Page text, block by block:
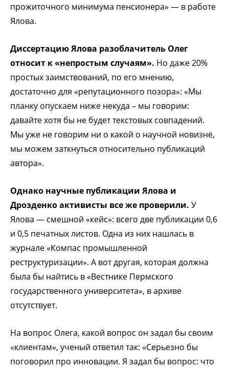
прожиточного минимума пенсионера» — в работе
Ялова.
Диссертацию Ялова разоблачитель Олег
относит к «непростым случаям». Но даже 20%
простых заимствований, по его мнению,
достаточно для «репутационного позора»: «Мы
планку опускаем ниже некуда – мы говорим:
давайте хотя бы не будет текстовых совпадений.
Мы уже не говорим ни о какой о научной новизне,
мы можем заткнуться относительно публикаций
автора».
Однако научные публикации Ялова и
Дрозденко активисты все же проверили. У
Ялова — смешной «кейс»: всего две публикации 0,6
и 0,5 печатных листов. Одна из них нашлась в
журнале «Компас промышленной
реструктуризации». А вот другая, которая должна
была бы найтись в «Вестнике Пермского
государственного университета», в архиве
отсутствует.
На вопрос Олега, какой вопрос он задал бы своим
«клиентам», ученый ответил так: «Серьезно бы
поговорил про инновации. Я задал бы вопрос: что